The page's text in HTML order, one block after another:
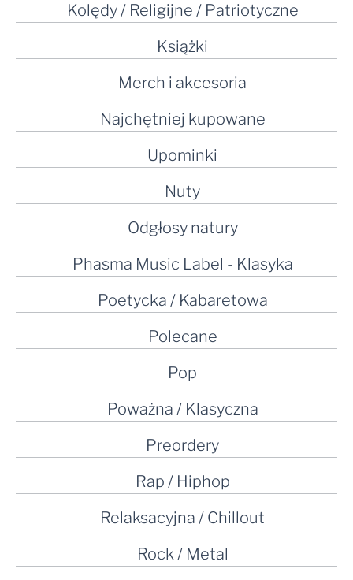
Kolędy / Religijne / Patriotyczne
Książki
Merch i akcesoria
Najchętniej kupowane
Upominki
Nuty
Odgłosy natury
Phasma Music Label - Klasyka
Poetycka / Kabaretowa
Polecane
Pop
Poważna / Klasyczna
Preordery
Rap / Hiphop
Relaksacyjna / Chillout
Rock / Metal